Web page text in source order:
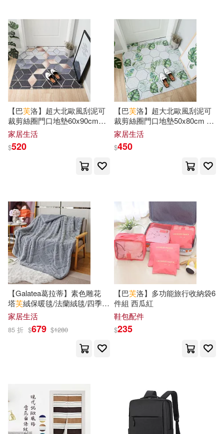
王子今(33) 蔡金吉(33)
鼎文公職名師群(33)
（印）泰戈爾(33)
プレステージ出版（写真集）(32)
編輯部(32) 芙蘿(32)
邱永芳(32) 林崇漢(31)
陳宇勝(31)
（瑞士）約翰娜·斯比麗(31)
(比)岡特·鮑利(30)
魯迅(30)
SONY MUSIC(255)
新世界出版社(255)
上海書店出版社(253)
電子工業出版社(252)
石油工業出版社(241)
黃山書社(234)
KADOKAWA(225)
四川辭書出版社(223)
中國農業出版社(222)
九州出版社(222)
廈門大學出版社(221)
中國海關出版社(219)
【巴芙洛】超大北歐風刮泥可
裁剪絲圈門口地墊60x90cm幾
何空間
家居生活
$520
【巴芙洛】超大北歐風刮泥可
裁剪絲圈門口地墊50x80cm 清
新綠葉
家居生活
$450
【Galatea葛拉蒂】素色雕花
塔芙絨保暖毯/法蘭絨毯/四季毯
(多色任選) 深灰
家居生活
85 折 $679 $1280
【巴芙洛】多功能旅行收納袋6
件組 西瓜紅
鞋包配件
$235